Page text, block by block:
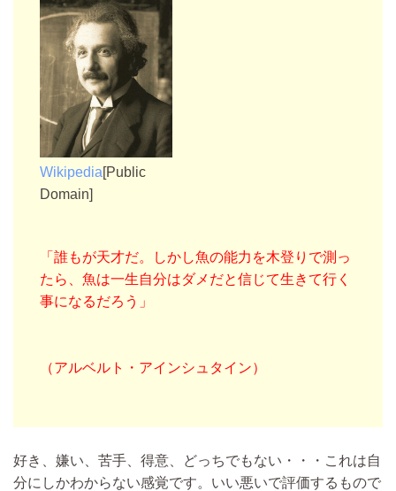
Wikipedia[Public
Domain]
「誰もが天才だ。しかし魚の能力を木登りで測っ
たら、魚は一生自分はダメだと信じて生きて行く
事になるだろう」
（アルベルト・アインシュタイン）
好き、嫌い、苦手、得意、どっちでもない・・・これは自
分にしかわからない感覚です。いい悪いで評価するもので